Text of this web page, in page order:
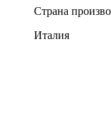
Страна
Италия